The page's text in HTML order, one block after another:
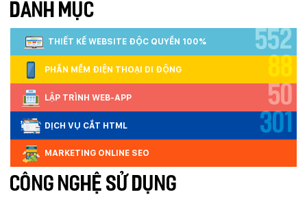
DANH MỤC
THIẾT KẾ WEBSITE ĐỘC QUYỀN 100% 552
PHẦN MỀM ĐIỆN THOẠI DI ĐỘNG 88
LẬP TRÌNH WEB-APP 50
DỊCH VỤ CẮT HTML 301
MARKETING ONLINE SEO
CÔNG NGHỆ SỬ DỤNG